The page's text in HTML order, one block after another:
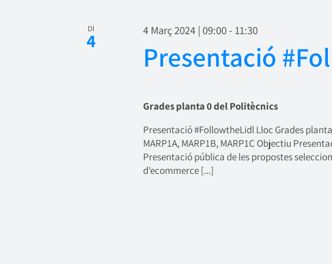
Dl
4 4 Març 2024 | 09:00- 11:30
Presentació
Grades planta 0 del Politècnics
Presentació #FollowtheLidl Lloc Grades
MARP1A, MARP1B, MARP1C Objectiu
Presentació pública de les propostes
d'ecommerce [...]